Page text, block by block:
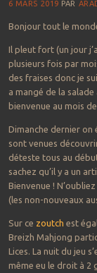
6 MARS 2019 PAR
Bonjour tout le
Il pleut fort (un jour
plusieurs fois par
des fraises donc je
a mangé de la
bienvenue au mois
Dimanche dernier on
sont venues
déteste tous au
sachez qu’il y a un
Bienvenue !
(les non-nouveaux
Sur ce zoutch est
Breizh Mahjong
Lices. La nuit du jeu
même eu le droit à 2